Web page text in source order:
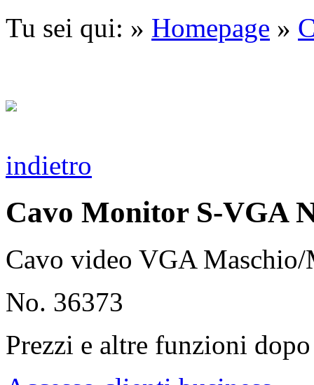
Tu sei qui: » Homepage »
indietro
Cavo Monitor S-VGA
Cavo video VGA Maschio/
No. 36373
Prezzi e altre funzioni